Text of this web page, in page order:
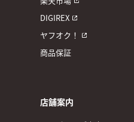
DIGIREX
ヤフオク！
商品保証
店舗案内